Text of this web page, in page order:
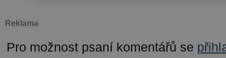
Reklama
Pro možnost psaní komentářů se